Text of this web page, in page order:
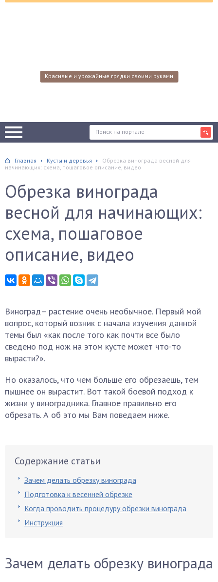
Красивые и урожайные грядки своими руками
Главная Кусты и деревья
Обрезка винограда весной для
начинающих: схема, пошаговое описание, видео
Обрезка винограда
весной для начинающих:
схема, пошаговое
описание, видео
Виноград– растение очень необычное. Первый мой
вопрос, который возник с начала изучения данной
темы был «как после того как почти все было
сведено под нож на этом кусте может что-то
вырасти?».
Но оказалось, что чем больше его обрезаешь, тем
пышнее он вырастит. Вот такой боевой подход к
жизни у виноградника. Главное правильно его
обрезать. А об это мы Вам поведаем ниже.
Содержание статьи
Зачем делать обрезку винограда
Подготовка к весенней обрезке
Когда проводить процедуру обрезки винограда
Инструкция
Зачем делать обрезку винограда